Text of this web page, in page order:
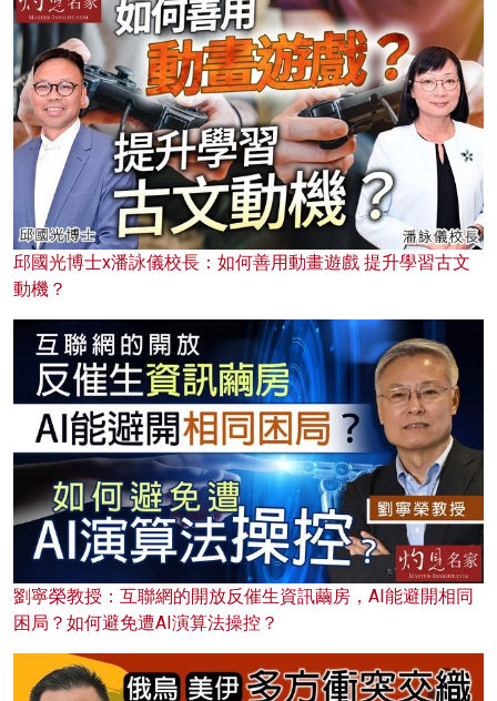
邱國光博士x潘詠儀校長：如何善用動畫遊戲 提升學習古文
動機？
劉寧榮教授：互聯網的開放反催生資訊繭房，AI能避開相同
困局？如何避免遭AI演算法操控？